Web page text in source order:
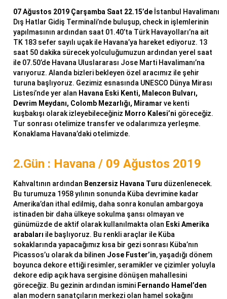
07 Ağustos 2019 Çarşamba Saat 22.15’de İstanbul Havalimanı
Dış Hatlar Gidiş Terminali’nde buluşup, check in işlemlerinin
yapılmasının ardından saat 01.40’ta Türk Havayolları’na ait
TK 183 sefer sayılı uçak ile Havana’ya hareket ediyoruz. 13
saat 50 dakika sürecek yolculuğumuzun ardından yerel saat
ile 07.50’de Havana Uluslararası Jose Marti Havalimanı’na
varıyoruz. Alanda bizleri bekleyen özel aracımız ile şehir
turuna başlıyoruz. Gezimiz esnasında UNESCO Dünya Mirası
Listesi’nde yer alan Havana Eski Kenti, Malecon Bulvarı,
Devrim Meydanı, Colomb Mezarlığı, Miramar ve kenti
kuşbakışı olarak izleyebileceğiniz Morro Kalesi’ni göreceğiz.
Tur sonrası otelimize transfer ve odalarımıza yerleşme.
Konaklama Havana’daki otelimizde.
2.Gün : Havana / 09 Ağustos 2019
Kahvaltının ardından Benzersiz Havana Turu düzenlenecek.
Bu turumuza 1958 yılının sonunda Küba devrimine kadar
Amerika’dan ithal edilmiş, daha sonra konulan ambargoya
istinaden bir daha ülkeye sokulma şansı olmayan ve
günümüzde de aktif olarak kullanılmakta olan Eski Amerika
arabaları ile başlıyoruz. Bu renkli araçlar ile Küba
sokaklarında yapacağımız kısa bir gezi sonrası Küba’nın
Picassos’u olarak da bilinen Jose Fuster’in, yaşadığı dönem
boyunca dekore ettiği resimler, seramikler ve çizimler yoluyla
dekore edip açık hava sergisine dönüşen mahallesini
göreceğiz. Bu gezinin ardından ismini Fernando Hamel’den
alan modern sanatçıların merkezi olan hamel sokağını